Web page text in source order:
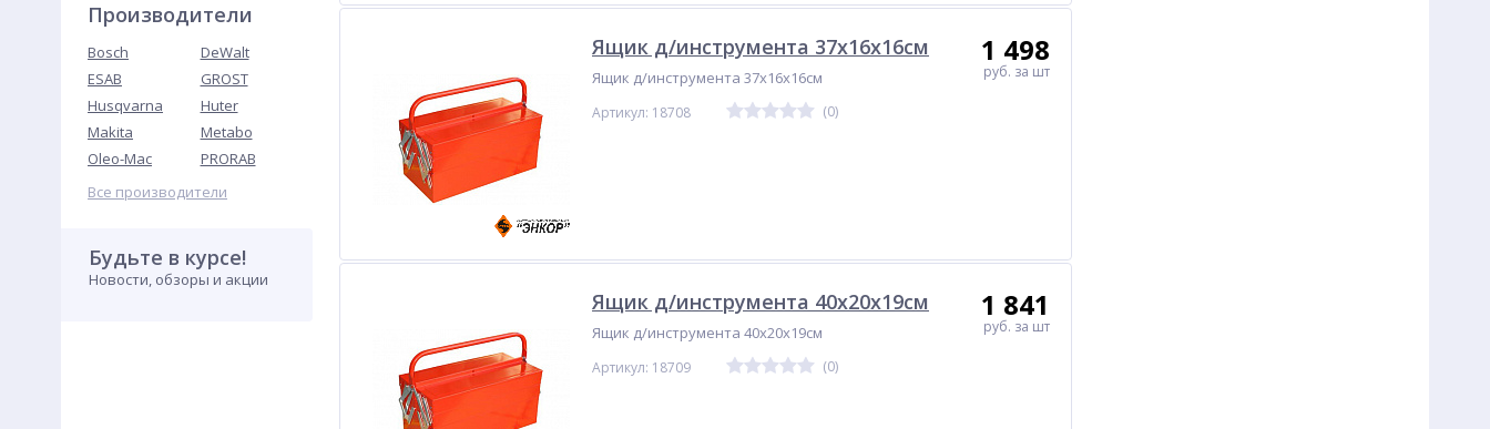
Производители
Bosch
DeWalt
ESAB
GROST
Husqvarna
Huter
Makita
Metabo
Oleo-Mac
PRORAB
Все производители
Будьте в курсе!
Новости, обзоры и акции
Ящик д/инструмента 37х16х16см
Ящик д/инструмента 37х16х16см
Артикул: 18708 (0)
1 498
руб. за шт
Ящик д/инструмента 40х20х19см
Ящик д/инструмента 40х20х19см
Артикул: 18709 (0)
1 841
руб. за шт